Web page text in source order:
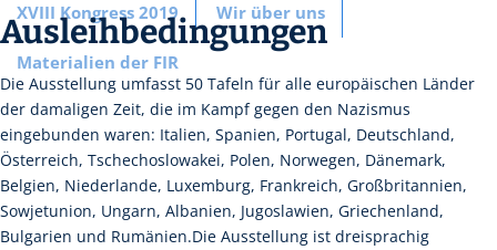
XVIII Kongress 2019 Wir über uns
Materialien der FIR
Ausleihbedingungen
Die Ausstellung umfasst 50 Tafeln für alle europäischen Länder
der damaligen Zeit, die im Kampf gegen den Nazismus
eingebunden waren: Italien, Spanien, Portugal, Deutschland,
Österreich, Tschechoslowakei, Polen, Norwegen, Dänemark,
Belgien, Niederlande, Luxemburg, Frankreich, Großbritannien,
Sowjetunion, Ungarn, Albanien, Jugoslawien, Griechenland,
Bulgarien und Rumänien.Die Ausstellung ist dreisprachig